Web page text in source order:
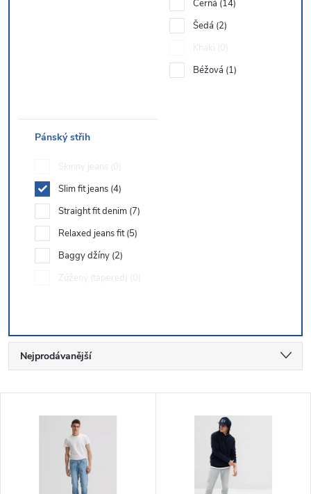
Černá 14
Šedá 2
Khaki
0
Béžová 1
Pánský střih
Skinny jeans
0
Slim fit jeans 4
Straight fit denim 7
Relaxed jeans fit 5
Baggy džíny 2
Zúžený (tapered)
0
Ř
a
Nejprodávanější